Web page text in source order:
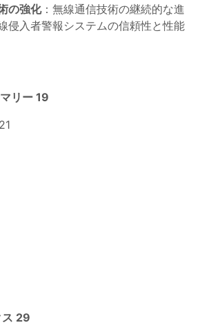
の強化：無線通信技術の継続的な進
侵入者警報システムの信頼性と性能
リー 19
ス 29